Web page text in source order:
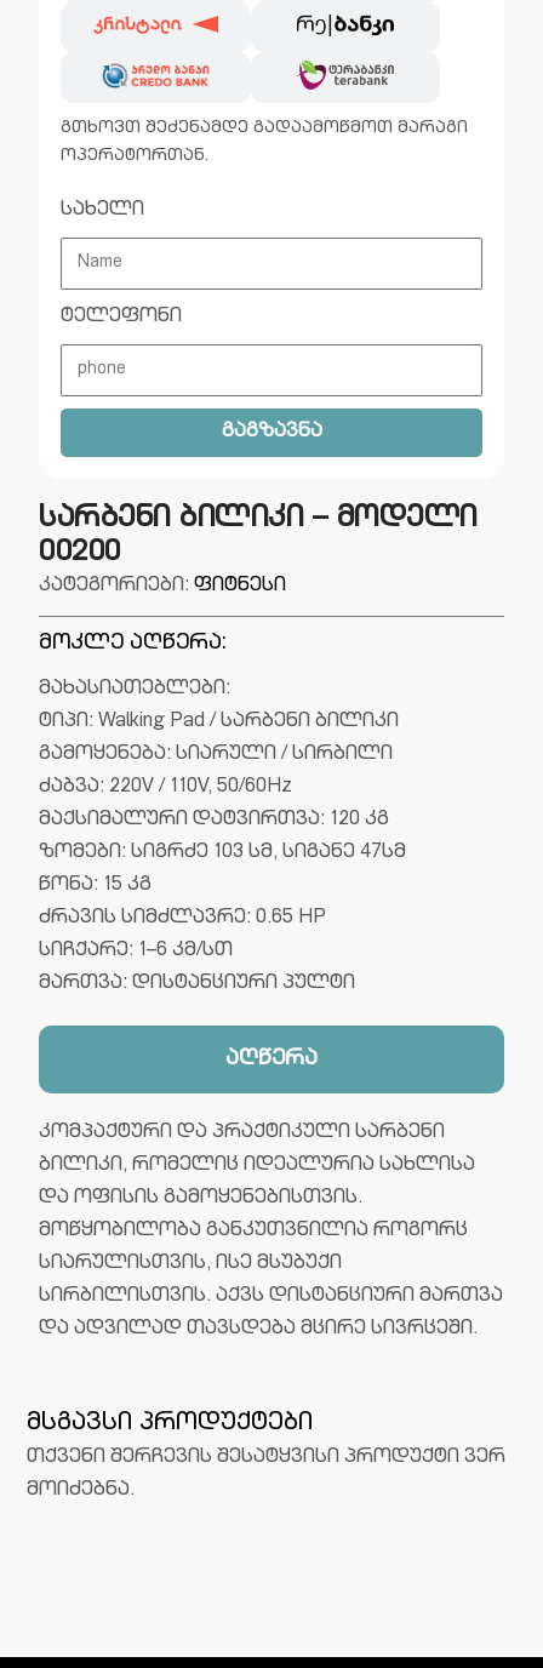
გთხოვთ შეძენამდე გადაამოწმოთ მარაგი
ოპერატორთან.
სახელი
ტელეფონი
გაგზავნა
სარბენი ბილიკი – მოდელი
00200
კატეგორიები: ფიტნესი
მოკლე აღწერა:
მახასიათებლები:
ტიპი: Walking Pad / სარბენი ბილიკი
გამოყენება: სიარული / სირბილი
ძაბვა: 220V / 110V, 50/60Hz
მაქსიმალური დატვირთვა: 120 კგ
ზომები: სიგრძე 103 სმ, სიგანე 47სმ
წონა: 15 კგ
ძრავის სიმძლავრე: 0.65 HP
სიჩქარე: 1–6 კმ/სთ
მართვა: დისტანციური პულტი
აღწერა
კომპაქტური და პრაქტიკული სარბენი
ბილიკი, რომელიც იდეალურია სახლისა
და ოფისის გამოყენებისთვის.
მოწყობილობა განკუთვნილია როგორც
სიარულისთვის, ისე მსუბუქი
სირბილისთვის. აქვს დისტანციური მართვა
და ადვილად თავსდება მცირე სივრცეში.
მსგავსი პროდუქტები
თქვენი შერჩევის შესატყვისი პროდუქტი ვერ
მოიძებნა.